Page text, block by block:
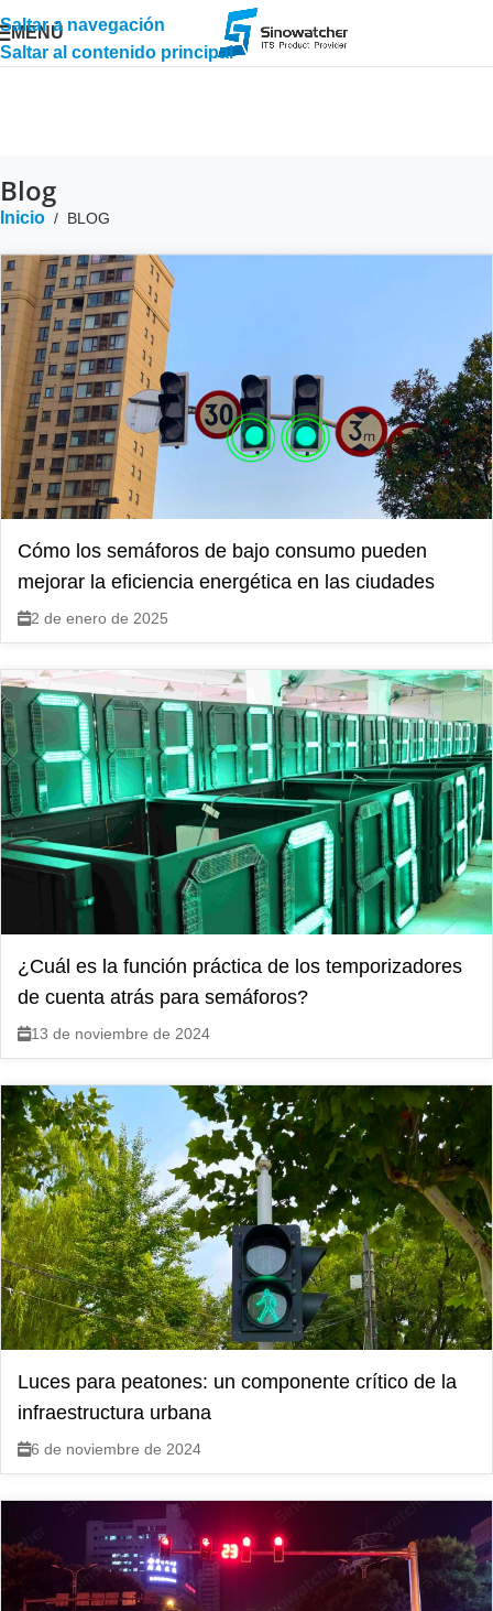
Saltar a navegación
Saltar al contenido principal
MENÚ
Blog
Inicio / BLOG
Cómo los semáforos de bajo consumo pueden
mejorar la eficiencia energética en las ciudades
2 de enero de 2025
¿Cuál es la función práctica de los temporizadores
de cuenta atrás para semáforos?
13 de noviembre de 2024
Luces para peatones: un componente crítico de la
infraestructura urbana
6 de noviembre de 2024